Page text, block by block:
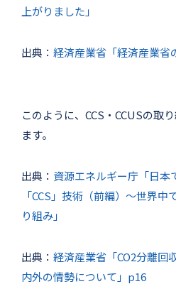
上がりました」
出典： 経済産業省「経済産業省
このように、CCS・CCUSの取
ます。
出典： 資源エネルギー庁「日本
「CCS」技術（前編）〜世界
り組み」
出典： 経済産業省「CO2分離回
内外の情勢について」p16